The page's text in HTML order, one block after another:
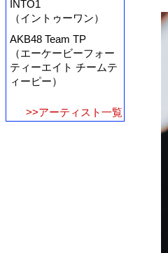
INTO1
（イントゥーワン）
AKB48 Team TP
（エーケービーフォー
ティーエイト チームテ
ィーピー）
>>アーティスト一覧